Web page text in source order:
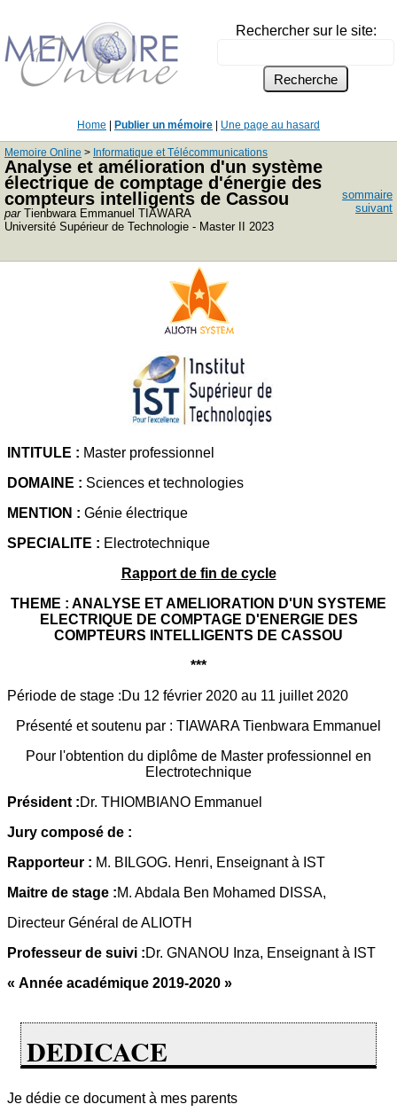
Rechercher sur le site:
Home Publier un mémoire Une page au hasard
Memoire Online > Informatique et Télécommunications
Analyse et amélioration d'un système
électrique de comptage d'énergie des
compteurs intelligents de Cassou
parTienbwara Emmanuel TIAWARA
Université Supérieur de Technologie - Master II 2023
sommaire
suivant
INTITULE : Master professionnel
DOMAINE : Sciences et technologies
MENTION : Génie électrique
SPECIALITE : Electrotechnique
Rapport de fin de cycle
THEME : ANALYSE ET AMELIORATION D'UN SYSTEME
ELECTRIQUE DE COMPTAGE D'ENERGIE DES
COMPTEURS INTELLIGENTS DE CASSOU
***
Période de stage :Du 12 février 2020 au 11 juillet 2020
Présenté et soutenu par : TIAWARA Tienbwara Emmanuel
Pour l'obtention du diplôme de Master professionnel en
Electrotechnique
Président :Dr. THIOMBIANO Emmanuel
Jury composé de :
Rapporteur : M. BILGOG. Henri, Enseignant à IST
Maitre de stage :M. Abdala Ben Mohamed DISSA,
Directeur Général de ALIOTH
Professeur de suivi :Dr. GNANOU Inza, Enseignant à IST
« Année académique 2019-2020 »
DEDICACE
Je dédie ce document à mes parents